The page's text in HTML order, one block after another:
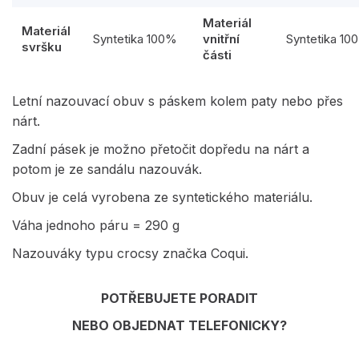
Materiál
svršku
Syntetika 100%
Materiál
vnitřní
části
Syntetika
Letní nazouvací obuv s páskem kolem paty nebo přes
nárt.
Zadní pásek je možno přetočit dopředu na nárt a
potom je ze sandálu nazouvák.
Obuv je celá vyrobena ze syntetického materiálu.
Váha jednoho páru = 290 g
Nazouváky typu crocsy značka Coqui.
POTŘEBUJETE PORADIT
NEBO OBJEDNAT TELEFONICKY?